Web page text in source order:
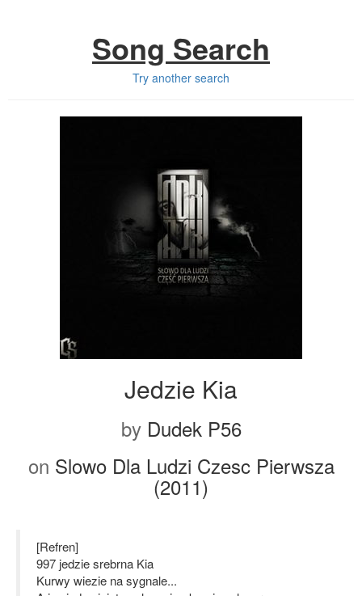
Song Search
Try another search
Jedzie Kia
by Dudek P56
on Slowo Dla Ludzi Czesc Pierwsza
(2011)
[Refren]
997 jedzie srebrna Kia
Kurwy wiezie na sygnale...